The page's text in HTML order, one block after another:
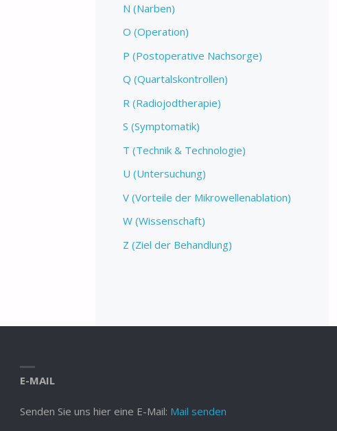
N (Narben)
O (Operation)
P (Postoperative Nachsorge)
Q (Quartalskontrollen)
R (Radiojodtherapie)
S (Symptomatik)
T (Technik & Technologie)
U (Untersuchung)
V (Vorteile der Mikrowellenablation)
W (Wissenschaft)
Z (Ziel der Behandlung)
E-MAIL
Senden Sie uns hier eine E-Mail: Mail senden